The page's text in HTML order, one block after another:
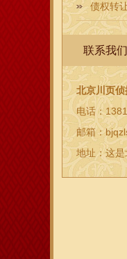
债权转
联系我们
北京川页侦
电话：
邮箱：
地址：这